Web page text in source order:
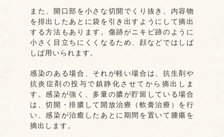
また、開口部を小さな切開でくり抜き、内容物
を排出したあとに袋を引き出すようにして摘出
する方法もあります。傷跡がニキビ跡のように
小さく目立ちにくくなるため、顔などではしば
しば用いられます。
感染のある場合、それが軽い場合は、抗生剤や
抗炎症剤の投与で鎮静化させてから摘出しま
す。感染が強く、多量の膿が貯留している場合
は、切開・排膿して開放治療（軟膏治療）を行
い、感染が治癒したあとに期間を置いて腫瘍を
摘出します。